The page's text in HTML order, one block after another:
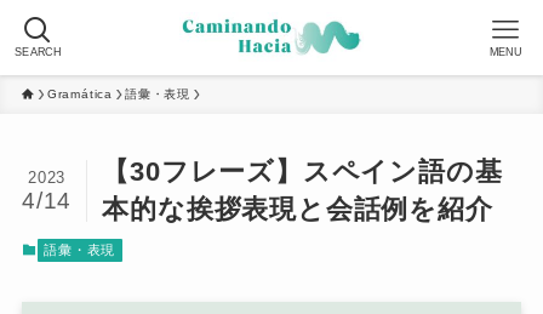
SEARCH MENU
Gramática 語彙・表現
【30フレーズ】スペイン語の基
本的な挨拶表現と会話例を紹介
2023
4/14
語彙・表現